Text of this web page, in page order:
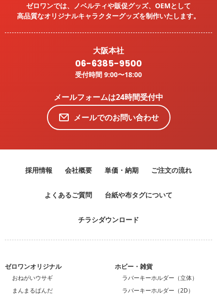
ゼロワンでは、ノベルティや販促グッズ、OEMとして
高品質なオリジナルキャラクターグッズを制作いたします。
大阪本社
06-6385-9500
受付時間 9:00〜18:00
メールフォームは24時間受付中
メールでのお問い合わせ
採用情報 会社概要 単価・納期 ご注文の流れ
よくあるご質問 台紙や布タグについて
チラシダウンロード
ゼロワンオリジナル
おねがいウサギ
まんまるぱんだ
ホビー・雑貨
ラバーキーホルダー（立体）
ラバーキーホルダー（2D）